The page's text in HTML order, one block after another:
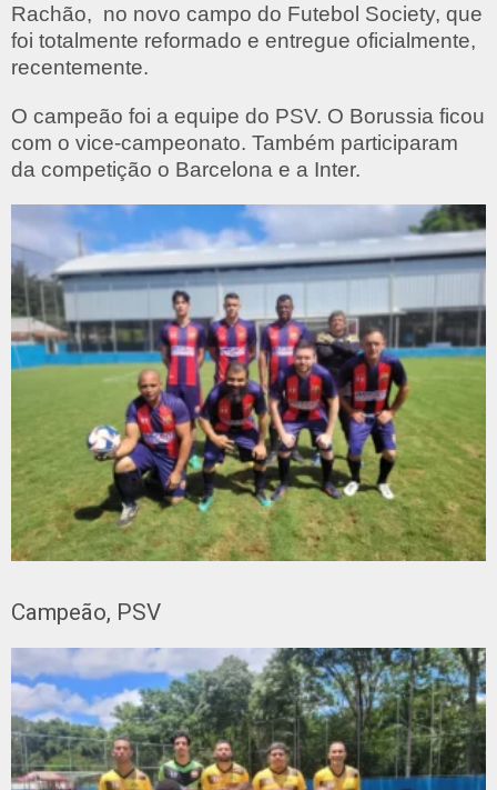
Rachão, no novo campo do Futebol Society, que
foi totalmente reformado e entregue oficialmente,
recentemente.
O campeão foi a equipe do PSV. O Borussia ficou
com o vice-campeonato. Também participaram
da competição o Barcelona e a Inter.
Campeão, PSV